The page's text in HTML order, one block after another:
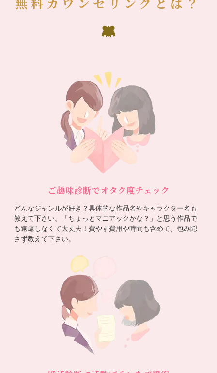
ご趣味診断でオタク度チェック
どんなジャンルが好き？具体的な作品名やキャラクター名も
教えて下さい。「ちょっとマニアックかな？」と思う作品で
も遠慮しなくて大丈夫！費やす費用や時間も含めて、包み隠
さず教えて下さい。